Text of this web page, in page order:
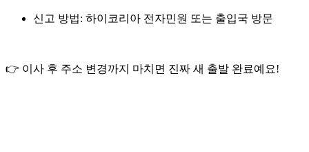
신고 방법: 하이코리아 전자민원 또는 출입국 방문
👉 이사 후 주소 변경까지 마치면 진짜 새 출발 완료예요!